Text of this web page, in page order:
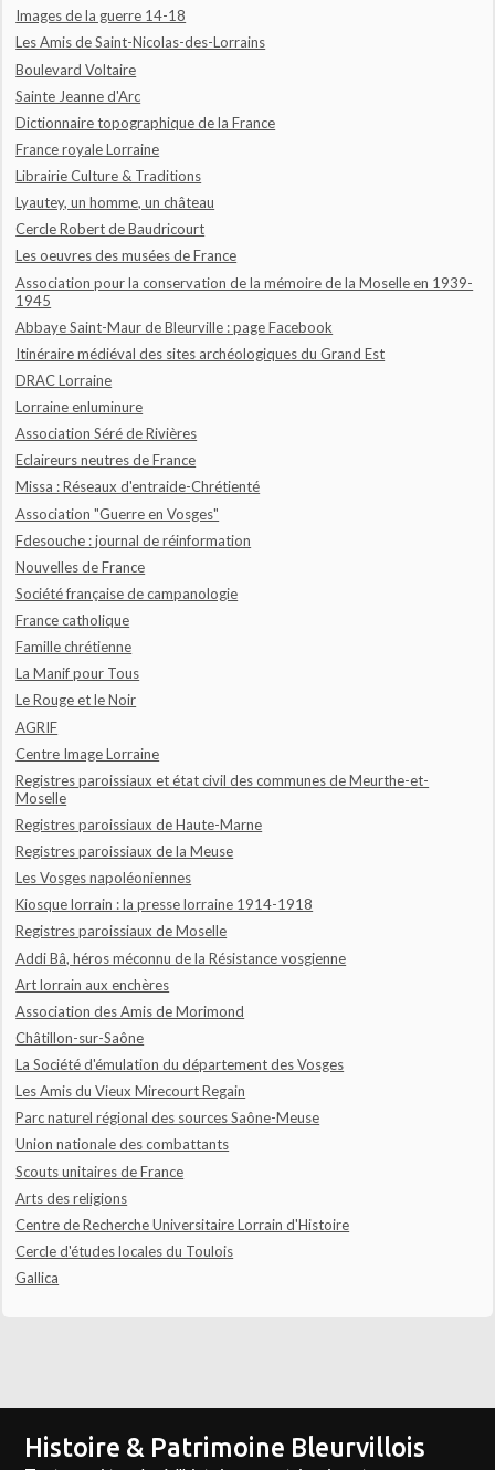
Images de la guerre 14-18
Les Amis de Saint-Nicolas-des-Lorrains
Boulevard Voltaire
Sainte Jeanne d'Arc
Dictionnaire topographique de la France
France royale Lorraine
Librairie Culture & Traditions
Lyautey, un homme, un château
Cercle Robert de Baudricourt
Les oeuvres des musées de France
Association pour la conservation de la mémoire de la Moselle en 1939-
1945
Abbaye Saint-Maur de Bleurville : page Facebook
Itinéraire médiéval des sites archéologiques du Grand Est
DRAC Lorraine
Lorraine enluminure
Association Séré de Rivières
Eclaireurs neutres de France
Missa : Réseaux d'entraide-Chrétienté
Association "Guerre en Vosges"
Fdesouche : journal de réinformation
Nouvelles de France
Société française de campanologie
France catholique
Famille chrétienne
La Manif pour Tous
Le Rouge et le Noir
AGRIF
Centre Image Lorraine
Registres paroissiaux et état civil des communes de Meurthe-et-
Moselle
Registres paroissiaux de Haute-Marne
Registres paroissiaux de la Meuse
Les Vosges napoléoniennes
Kiosque lorrain : la presse lorraine 1914-1918
Registres paroissiaux de Moselle
Addi Bâ, héros méconnu de la Résistance vosgienne
Art lorrain aux enchères
Association des Amis de Morimond
Châtillon-sur-Saône
La Société d'émulation du département des Vosges
Les Amis du Vieux Mirecourt Regain
Parc naturel régional des sources Saône-Meuse
Union nationale des combattants
Scouts unitaires de France
Arts des religions
Centre de Recherche Universitaire Lorrain d'Histoire
Cercle d'études locales du Toulois
Gallica
Histoire & Patrimoine Bleurvillois